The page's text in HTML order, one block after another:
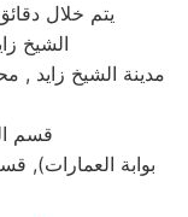
يتم خلال
الشيخ
مدينة الشيخ زايد ,
قسم
بوابة العمارات),